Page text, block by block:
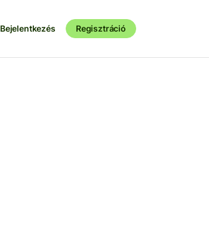
Bejelentkezés Regisztráció